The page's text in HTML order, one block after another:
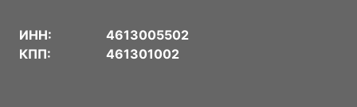
ИНН:
4613005502
КПП:
461301002